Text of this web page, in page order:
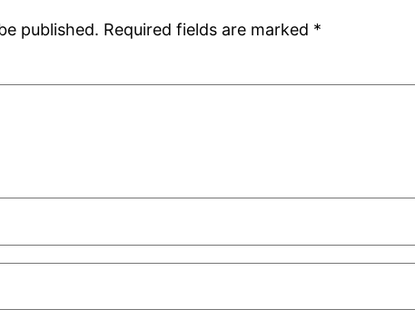
published. Required fields are marked *